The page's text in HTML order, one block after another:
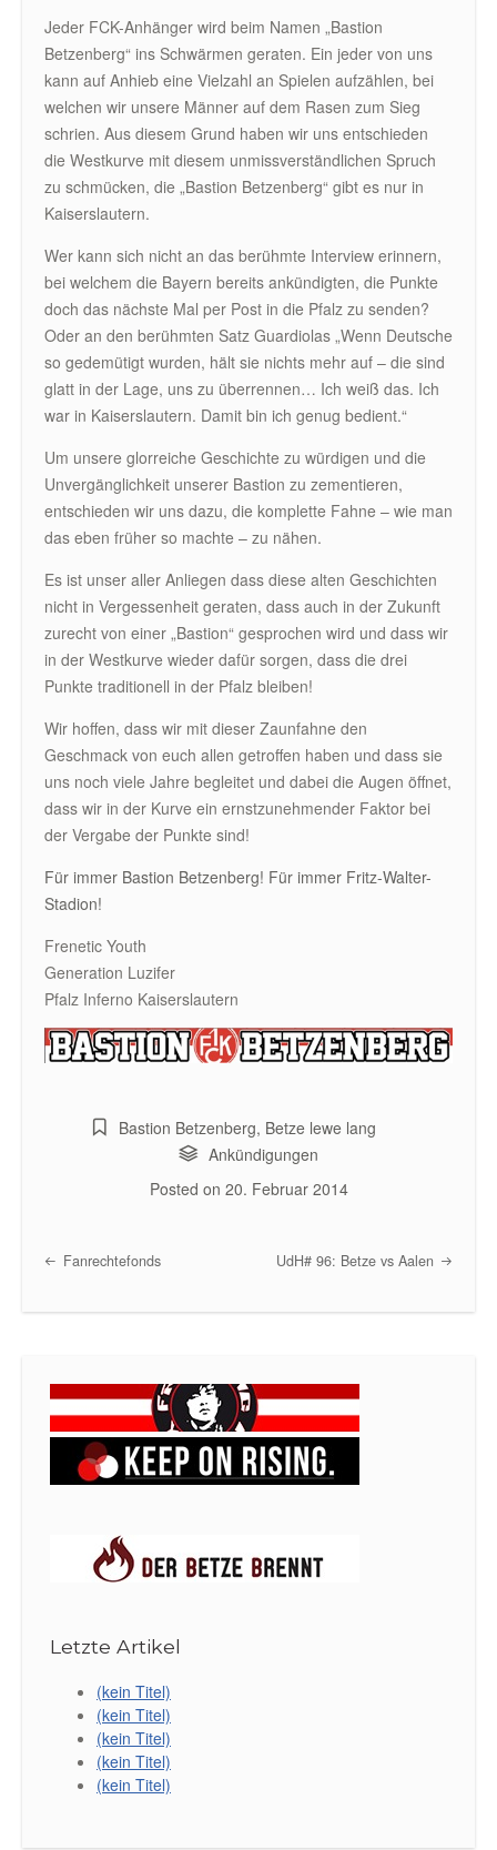
Jeder FCK-Anhänger wird beim Namen „Bastion
Betzenberg“ ins Schwärmen geraten. Ein jeder von uns
kann auf Anhieb eine Vielzahl an Spielen aufzählen, bei
welchen wir unsere Männer auf dem Rasen zum Sieg
schrien. Aus diesem Grund haben wir uns entschieden
die Westkurve mit diesem unmissverständlichen Spruch
zu schmücken, die „Bastion Betzenberg“ gibt es nur in
Kaiserslautern.
Wer kann sich nicht an das berühmte Interview erinnern,
bei welchem die Bayern bereits ankündigten, die Punkte
doch das nächste Mal per Post in die Pfalz zu senden?
Oder an den berühmten Satz Guardiolas „Wenn Deutsche
so gedemütigt wurden, hält sie nichts mehr auf – die sind
glatt in der Lage, uns zu überrennen… Ich weiß das. Ich
war in Kaiserslautern. Damit bin ich genug bedient.“
Um unsere glorreiche Geschichte zu würdigen und die
Unvergänglichkeit unserer Bastion zu zementieren,
entschieden wir uns dazu, die komplette Fahne – wie man
das eben früher so machte – zu nähen.
Es ist unser aller Anliegen dass diese alten Geschichten
nicht in Vergessenheit geraten, dass auch in der Zukunft
zurecht von einer „Bastion“ gesprochen wird und dass wir
in der Westkurve wieder dafür sorgen, dass die drei
Punkte traditionell in der Pfalz bleiben!
Wir hoffen, dass wir mit dieser Zaunfahne den
Geschmack von euch allen getroffen haben und dass sie
uns noch viele Jahre begleitet und dabei die Augen öffnet,
dass wir in der Kurve ein ernstzunehmender Faktor bei
der Vergabe der Punkte sind!
Für immer Bastion Betzenberg! Für immer Fritz-Walter-
Stadion!
Frenetic Youth
Generation Luzifer
Pfalz Inferno Kaiserslautern
Bastion Betzenberg, Betze lewe lang
Ankündigungen
Posted on 20. Februar 2014
Post navigation
Fanrechtefonds UdH# 96: Betze vs Aalen
Letzte Artikel
(kein Titel)
(kein Titel)
(kein Titel)
(kein Titel)
(kein Titel)